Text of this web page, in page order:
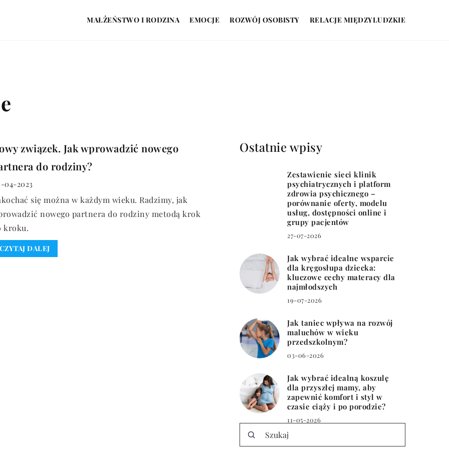
MAŁŻEŃSTWO I RODZINA EMOCJE ROZWÓJ OSOBISTY RELACJE MIĘDZYLUDZKIE
związek. Jak wprowadzić nowego
do rodziny?
04-2023
się można w każdym wieku. Radzimy, jak
nowego partnera do rodziny metodą krok
kroku.
DALEJ
Ostatnie wpisy
Zestawienie sieci klinik
psychiatrycznych i platform
zdrowia psychicznego –
porównanie oferty, modelu
usług, dostępności online i
grupy pacjentów
27-07-2026
Jak wybrać idealne wsparcie
dla kręgosłupa dziecka:
kluczowe cechy materacy dla
najmłodszych
19-07-2026
Jak taniec wpływa na rozwój
maluchów w wieku
przedszkolnym?
03-06-2026
Jak wybrać idealną koszulę
dla przyszłej mamy, aby
zapewnić komfort i styl w
czasie ciąży i po porodzie?
11-05-2026